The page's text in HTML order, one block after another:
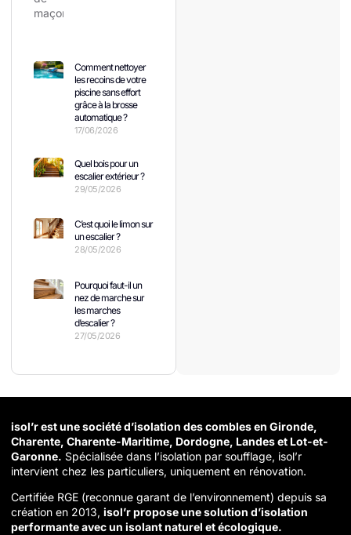
Comment nettoyer
les recoins de votre
piscine sans effort
grâce à la brosse
automatique ?
17/06/2026
Quel bois pour un
escalier extérieur ?
29/05/2026
C’est quoi le limon sur
un escalier ?
28/05/2026
Pourquoi faut-il un
nez de marche sur
les marches
d’escalier ?
27/05/2026
isol’r est une société d’isolation des combles en Gironde,
Charente, Charente-Maritime, Dordogne, Landes et Lot-et-
Garonne. Spécialisée dans l’isolation par soufflage, isol’r
intervient chez les particuliers, uniquement en rénovation.
Certifiée RGE (reconnue garant de l’environnement) depuis sa
création en 2013, isol’r propose une solution d’isolation
performante avec un isolant naturel et écologique.